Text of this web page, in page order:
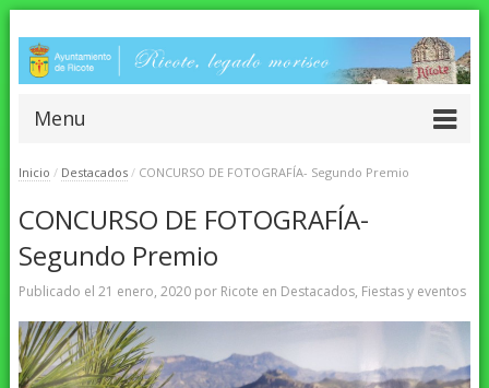
Menu
Inicio / Destacados / CONCURSO DE FOTOGRAFÍA- Segundo Premio
CONCURSO DE FOTOGRAFÍA-
Segundo Premio
Publicado el 21 enero, 2020por Ricote en Destacados, Fiestas y eventos